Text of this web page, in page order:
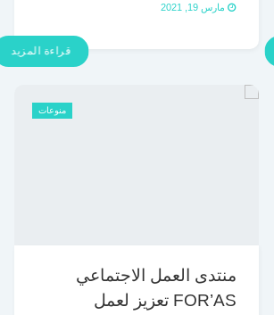
مارس 19, 2021
قراءة المزيد
منوعات
منتدى العمل الاجتماعي
FOR’AS تعزيز لعمل